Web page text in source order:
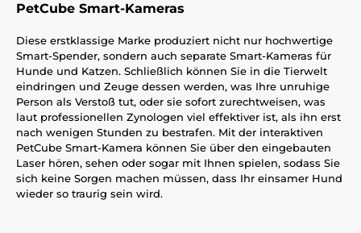
PetCube Smart-Kameras
Diese erstklassige Marke produziert nicht nur hochwertige
Smart-Spender, sondern auch separate Smart-Kameras für
Hunde und Katzen. Schließlich können Sie in die Tierwelt
eindringen und Zeuge dessen werden, was Ihre unruhige
Person als Verstoß tut, oder sie sofort zurechtweisen, was
laut professionellen Zynologen viel effektiver ist, als ihn erst
nach wenigen Stunden zu bestrafen. Mit der interaktiven
PetCube Smart-Kamera können Sie über den eingebauten
Laser hören, sehen oder sogar mit Ihnen spielen, sodass Sie
sich keine Sorgen machen müssen, dass Ihr einsamer Hund
wieder so traurig sein wird.